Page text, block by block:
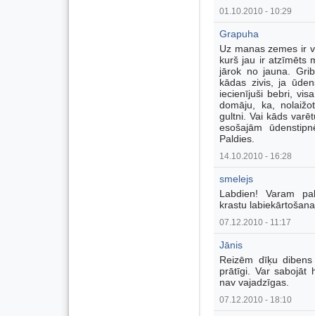
01.10.2010 - 10:29
Grapuha
Uz manas zemes ir
kurš jau ir atzīmēts
jārok no jauna.
kādas zivis, ja
iecienījuši bebri,
domāju, ka,
gultni. Vai kāds
esošajām
Paldies.
14.10.2010 - 16:28
smelejs
Labdien! Varam
krastu
07.12.2010 - 11:17
Jānis
Reizēm dīķu
prātīgi. Var sabojāt
nav vajadzīgas.
07.12.2010 - 18:10